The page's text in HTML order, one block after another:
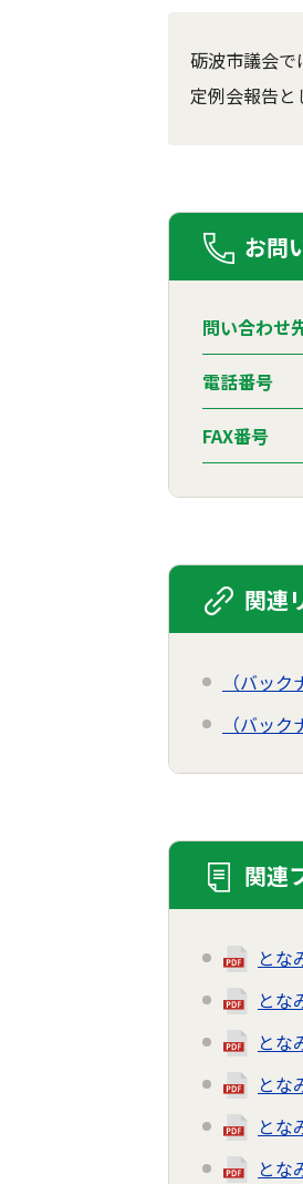
砺波市議会で
定例会報告と
お問
問い合わせ
電話番号
FAX番号
関連
（バッ
（バッ
関連
とな
とな
とな
とな
とな
とな